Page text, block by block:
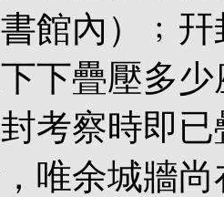
館內）﹔
下下疊壓多
考察時即
唯余城牆